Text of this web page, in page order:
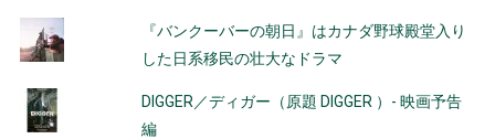
『バンクーバーの朝日』はカナダ野球殿堂入り
した日系移民の壮大なドラマ
DIGGER／ディガー（原題 DIGGER ）- 映画予告
編